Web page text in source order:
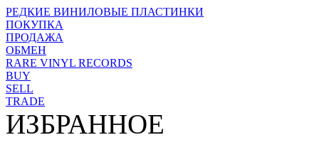
РЕДКИЕ ВИНИЛОВЫЕ ПЛАСТИНКИ
ПОКУПКА
ПРОДАЖА
ОБМЕН
RARE VINYL RECORDS
BUY
SELL
TRADE
ИЗБРАННОЕ